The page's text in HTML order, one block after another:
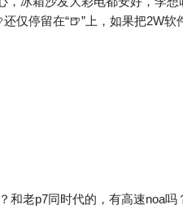
仅停留在“🍺”上，如果把2W软
和老p7同时代的，有高速noa吗